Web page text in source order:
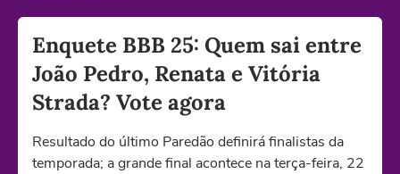
Enquete BBB 25: Quem sai entre
João Pedro, Renata e Vitória
Strada? Vote agora
Resultado do último Paredão definirá finalistas da
temporada; a grande final acontece na terça-feira, 22